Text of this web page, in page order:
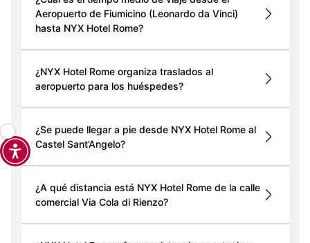
Aeropuerto de Fiumicino (Leonardo da Vinci)
hasta NYX Hotel Rome?
¿NYX Hotel Rome organiza traslados al
aeropuerto para los huéspedes?
¿Se puede llegar a pie desde NYX Hotel Rome al
Castel Sant’Angelo?
¿A qué distancia está NYX Hotel Rome de la calle
comercial Via Cola di Rienzo?